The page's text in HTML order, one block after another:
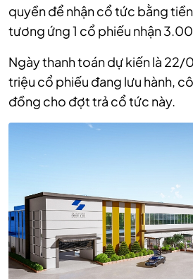
quyền để nhận cổ tức bằng
tương ứng 1 cổ phiếu nhận
Ngày thanh toán dự kiến là
triệu cổ phiếu đang lưu hành,
đồng cho đợt trả cổ tức này.